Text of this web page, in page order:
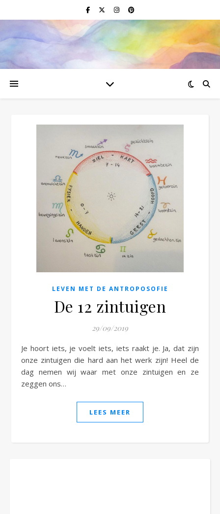
LEVEN MET DE ANTROPOSOFIE
De 12 zintuigen
29/09/2019
Je hoort iets, je voelt iets, iets raakt je. Ja, dat zijn
onze zintuigen die hard aan het werk zijn! Heel de
dag nemen wij waar met onze zintuigen en ze
zeggen ons…
LEES MEER